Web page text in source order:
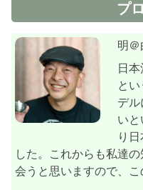
プ
明＠
日
と
デル
い
り
した。これからも私達
会うと思いますので、こ